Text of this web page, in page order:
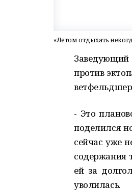
«Летом отдыхать
Заведующий
против
- Это
поделился
сейчас уже
содержания
ей за
уволилась.